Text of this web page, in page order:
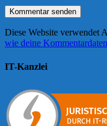
Diese Website verwendet
wie deine
IT-Kanzlei